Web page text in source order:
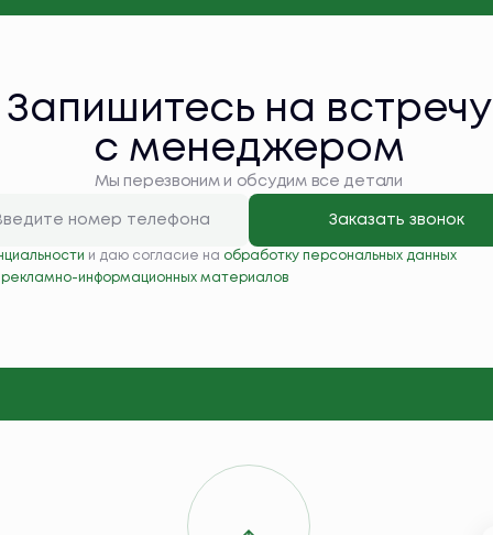
Запишитесь на встречу
с менеджером
Мы перезвоним и обсудим все детали
Заказать звонок
и даю согласие на обработку персональных данных
рекламно-информационных материалов